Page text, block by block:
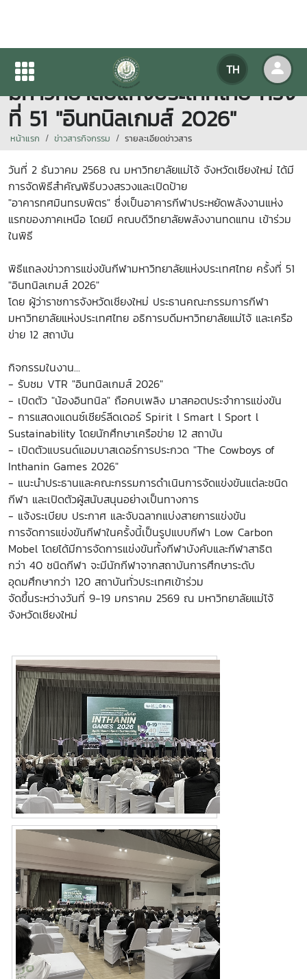
TH
พิธีแถลงข่าวการแข่งขันกีฬา
มหาวิทยาลัยแห่งประเทศไทย ครั้ง
ที่ 51 "อินทนิลเกมส์ 2026"
หน้าแรก ข่าวสารกิจกรรม รายละเอียดข่าวสาร
วันที่ 2 ธันวาคม 2568 ณ มหาวิทยาลัยแม่โจ้ จังหวัดเชียงใหม่ ได้มี
การจัดพิธีสำคัญพิธีบวงสรวงและเปิดป้าย
"อาคารทศมินทรบพิตร" ซึ่งเป็นอาคารกีฬาประหยัดพลังงานแห่ง
แรกของภาคเหนือ โดยมี คณบดีวิทยาลัยพลังงานทดแทน เข้าร่วม
ในพิธี
พิธีแถลงข่าวการแข่งขันกีฬามหาวิทยาลัยแห่งประเทศไทย ครั้งที่ 51
"อินทนิลเกมส์ 2026"
โดย ผู้ว่าราชการจังหวัดเชียงใหม่ ประธานคณะกรรมการกีฬา
มหาวิทยาลัยแห่งประเทศไทย อธิการบดีมหาวิทยาลัยแม่โจ้ และเครือ
ข่าย 12 สถาบัน
กิจกรรมในงาน...
- รับชม VTR "อินทนิลเกมส์ 2026"
- เปิดตัว "น้องอินทนิล" ถือคบเพลิง มาสคอตประจำการแข่งขัน
- การแสดงแดนซ์เชียร์ลีดเดอร์ Spirit l Smart l Sport l
Sustainability โดยนักศึกษาเครือข่าย 12 สถาบัน
- เปิดตัวแบรนด์แอมบาสเดอร์การประกวด "The Cowboys of
Inthanin Games 2026"
- แนะนำประธานและคณะกรรมการดำเนินการจัดแข่งขันแต่ละชนิด
กีฬา และเปิดตัวผู้สนับสนุนอย่างเป็นทางการ
- แจ้งระเบียบ ประกาศ และจับฉลากแบ่งสายการแข่งขัน
การจัดการแข่งขันกีฬาในครั้งนี้เป็นรูปแบบกีฬา Low Carbon
Mobel โดยได้มีการจัดการแข่งขันทั้งกีฬาบังคับและกีฬาสาธิต
กว่า 40 ชนิดกีฬา จะมีนักกีฬาจากสถาบันการศึกษาระดับ
อุดมศึกษากว่า 120 สถาบันทั่วประเทศเข้าร่วม
จัดขึ้นระหว่างวันที่ 9-19 มกราคม 2569 ณ มหาวิทยาลัยแม่โจ้
จังหวัดเชียงใหม่